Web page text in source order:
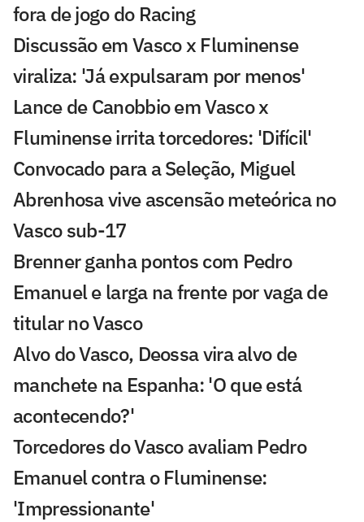
fora de jogo do Racing
Discussão em Vasco x Fluminense
viraliza: 'Já expulsaram por menos'
Lance de Canobbio em Vasco x
Fluminense irrita torcedores: 'Difícil'
Convocado para a Seleção, Miguel
Abrenhosa vive ascensão meteórica no
Vasco sub-17
Brenner ganha pontos com Pedro
Emanuel e larga na frente por vaga de
titular no Vasco
Alvo do Vasco, Deossa vira alvo de
manchete na Espanha: 'O que está
acontecendo?'
Torcedores do Vasco avaliam Pedro
Emanuel contra o Fluminense:
'Impressionante'